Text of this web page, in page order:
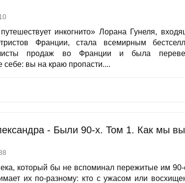
инкогнито» Лорана Гунеля,
Франции, стала всемирным
листы продаж во Франции и была
себе: вы на краю пропасти....
- Были 90-х. Том 1. Как мы
который бы не вспоминал пережитые им
их по-разному: кто с ужасом или